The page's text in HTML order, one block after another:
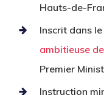
Hauts-de-
Inscrit dans le
ambitieuse
Premier
Instruction